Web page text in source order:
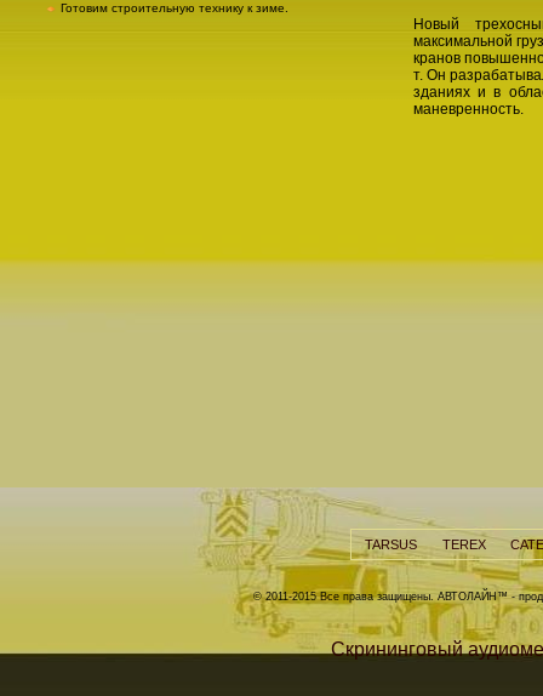
Готовим строительную технику к зиме.
Новый
максимальной
кранов
т. Он
зданиях и в
маневренность.
TARSUS TEREX
© 2011-2015 Все права защищены. АВТОЛАЙН™ -
Скрининговый